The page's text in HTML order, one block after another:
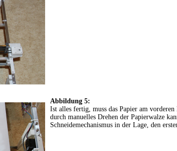
Abbildung 5:
Ist alles fertig, muss das Papier am
durch manuelles Drehen der Papierwalze
Schneidemechanismus in der Lage, den